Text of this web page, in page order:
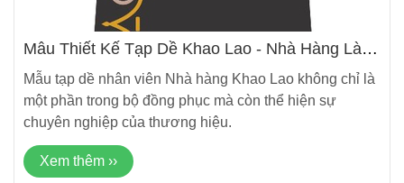
Mẫu Thiết Kế Tạp Dề Khao Lao - Nhà Hàng Lào
Mẫu tạp dề nhân viên Nhà hàng Khao Lao không chỉ là
một phần trong bộ đồng phục mà còn thể hiện sự
chuyên nghiệp của thương hiệu.
Xem thêm ››